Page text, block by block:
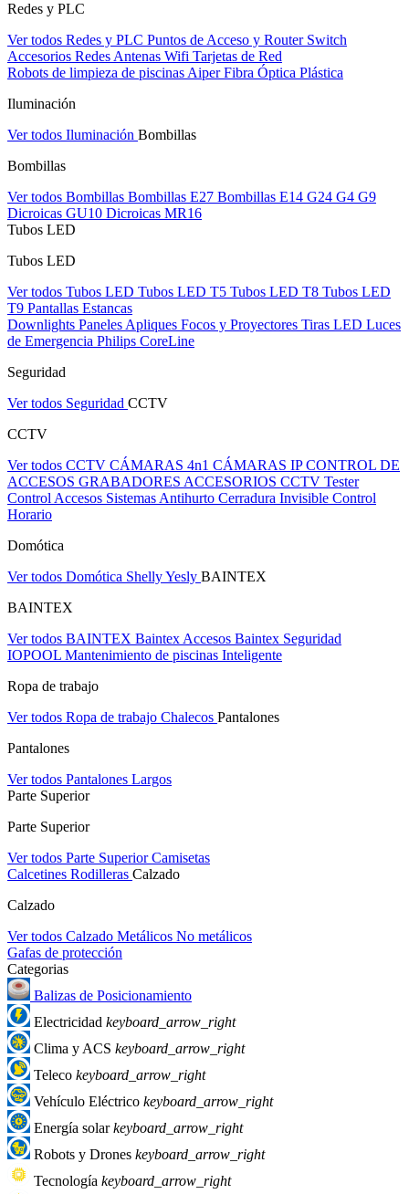
Redes y PLC
Ver todos Redes y PLC Puntos de Acceso y Router Switch
Accesorios Redes Antenas Wifi Tarjetas de Red
Robots de limpieza de piscinas AiperFibra Óptica Plástica
Iluminación
Ver todos Iluminación Bombillas
Bombillas
Ver todos Bombillas Bombillas E27 Bombillas E14 G24 G4 G9
Dicroicas GU10 Dicroicas MR16
Tubos LED
Tubos LED
Ver todos Tubos LED Tubos LED T5 Tubos LED T8 Tubos LED
T9 Pantallas Estancas
Downlights Paneles Apliques Focos y Proyectores Tiras LED Luces
de Emergencia Philips CoreLine
Seguridad
Ver todos Seguridad CCTV
CCTV
Ver todos CCTV CÁMARAS 4n1 CÁMARAS IPCONTROL DE
ACCESOS GRABADORES ACCESORIOS CCTV Tester
Control Accesos Sistemas Antihurto Cerradura Invisible Control
Horario
Domótica
Ver todos Domótica ShellyYesly BAINTEX
BAINTEX
Ver todos BAINTEX Baintex Accesos Baintex Seguridad
IOPOOL Mantenimiento de piscinas Inteligente
Ropa de trabajo
Ver todos Ropa de trabajo Chalecos Pantalones
Pantalones
Ver todos Pantalones Largos
Parte Superior
Parte Superior
Ver todos Parte SuperiorCamisetas
Calcetines Rodilleras Calzado
Calzado
Ver todos Calzado Metálicos No metálicos
Gafas de protección
Categorias
Balizas de Posicionamiento
Electricidad keyboard_arrow_right
Clima y ACS keyboard_arrow_right
Teleco keyboard_arrow_right
Vehículo Eléctrico keyboard_arrow_right
Energía solarkeyboard_arrow_right
Robots y Drones keyboard_arrow_right
Tecnología keyboard_arrow_right